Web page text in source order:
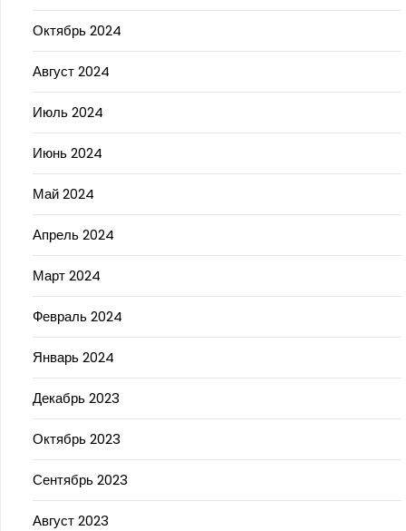
Октябрь 2024
Август 2024
Июль 2024
Июнь 2024
Май 2024
Апрель 2024
Март 2024
Февраль 2024
Январь 2024
Декабрь 2023
Октябрь 2023
Сентябрь 2023
Август 2023